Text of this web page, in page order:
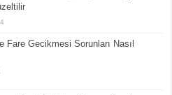
Fare Gecikmesi Sorunları Nasıl